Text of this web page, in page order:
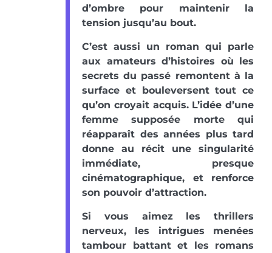
d’ombre pour maintenir la
tension jusqu’au bout.
C’est aussi un roman qui parle
aux amateurs d’histoires où les
secrets du passé remontent à la
surface et bouleversent tout ce
qu’on croyait acquis. L’idée d’une
femme supposée morte qui
réapparaît des années plus tard
donne au récit une singularité
immédiate, presque
cinématographique, et renforce
son pouvoir d’attraction.
Si vous aimez les thrillers
nerveux, les intrigues menées
tambour battant et les romans